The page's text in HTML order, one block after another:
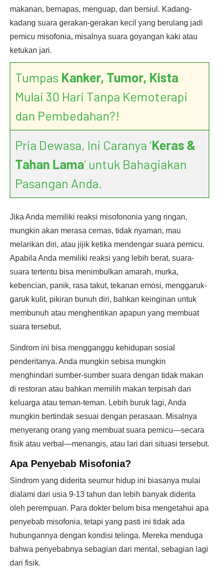
makanan, bernapas, menguap, dan bersiul. Kadang-
kadang suara gerakan-gerakan kecil yang berulang jadi
pemicu misofonia, misalnya suara goyangan kaki atau
ketukan jari.
Tumpas Kanker, Tumor, Kista
Mulai 30 Hari Tanpa Kemoterapi
dan Pembedahan?!
Pria Dewasa, Ini Caranya ‘Keras &
Tahan Lama’ untuk Bahagiakan
Pasangan Anda.
Jika Anda memiliki reaksi misofononia yang ringan,
mungkin akan merasa cemas, tidak nyaman, mau
melarikan diri, atau jijik ketika mendengar suara pemicu.
Apabila Anda memiliki reaksi yang lebih berat, suara-
suara tertentu bisa menimbulkan amarah, murka,
kebencian, panik, rasa takut, tekanan emosi, menggaruk-
garuk kulit, pikiran bunuh diri, bahkan keinginan untuk
membunuh atau menghentikan apapun yang membuat
suara tersebut.
Sindrom ini bisa mengganggu kehidupan sosial
penderitanya. Anda mungkin sebisa mungkin
menghindari sumber-sumber suara dengan tidak makan
di restoran atau bahkan memilih makan terpisah dari
keluarga atau teman-teman. Lebih buruk lagi, Anda
mungkin bertindak sesuai dengan perasaan. Misalnya
menyerang orang yang membuat suara pemicu—secara
fisik atau verbal—menangis, atau lari dari situasi tersebut.
Apa Penyebab Misofonia?
Sindrom yang diderita seumur hidup ini biasanya mulai
dialami dari usia 9-13 tahun dan lebih banyak diderita
oleh perempuan. Para dokter belum bisa mengetahui apa
penyebab misofonia, tetapi yang pasti ini tidak ada
hubungannya dengan kondisi telinga. Mereka menduga
bahwa penyebabnya sebagian dari mental, sebagian lagi
dari fisik.